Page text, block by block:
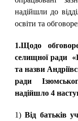
надійшли до
освіти та
1.Щодо
селищної ради
та назви
ради
надійшло 4
1)Від батьків